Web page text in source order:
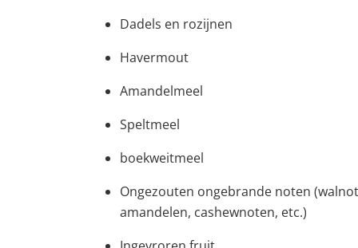
Dadels en rozijnen
Havermout
Amandelmeel
Speltmeel
boekweitmeel
Ongezouten ongebrande noten
amandelen, cashewnoten, etc.)